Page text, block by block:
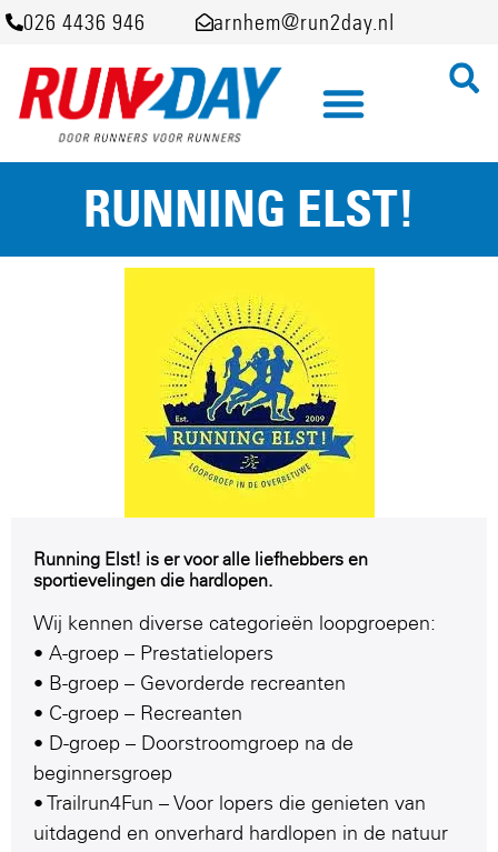
026 4436 946 arnhem@run2day.nl
RUNNING ELST!
Running Elst! is er voor alle liefhebbers en
sportievelingen die hardlopen.
Wij kennen diverse categorieën loopgroepen:
• A-groep – Prestatielopers
• B-groep – Gevorderde recreanten
• C-groep – Recreanten
• D-groep – Doorstroomgroep na de
beginnersgroep
• Trailrun4Fun – Voor lopers die genieten van
uitdagend en onverhard hardlopen in de natuur